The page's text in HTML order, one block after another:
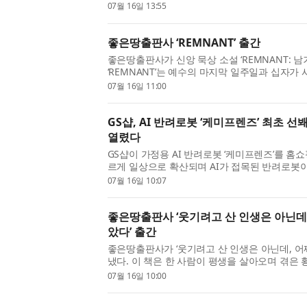
Depositary Receipts, ADR)(SKHY)에 대해 일
07월 16일 13:55
좋은땅출판사 ‘REMNANT’ 출간
좋은땅출판사가 신앙 묵상 소설 ‘REMNANT:
‘REMNANT’는 예수의 마지막 일주일과 십자
작품이다. 성경 속 인물들의 시선을 따라 이야
07월 16일 11:00
GS샵, AI 반려로봇 ‘케미프렌즈’ 최초
열렸다
GS샵이 가정용 AI 반려로봇 ‘케미프렌즈’를 홈
르게 일상으로 확산되며 AI가 접목된 반려로봇
고 있다. 시니어층의 건강 모니터링과 정서적
07월 16일 10:07
좋은땅출판사 ‘웃기려고 산 인생은 아닌
았다’ 출간
좋은땅출판사가 ‘웃기려고 산 인생은 아닌데,
냈다. 이 책은 한 사람이 평생을 살아오며 겪은
던 순간들을 담담하고 솔직하게 풀어낸 에세이
07월 16일 10:00